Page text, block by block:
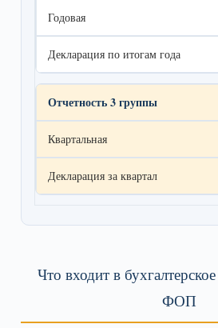
Годовая
Декларация по итогам года
Отчетность 3 группы
Квартальная
Декларация за квартал
Что входит в
ФОП